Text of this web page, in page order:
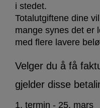
i stedet.
Totalutgiftene dine
mange synes det er
med flere lavere
Velger du å få
gjelder disse
1. termin - 25. mars